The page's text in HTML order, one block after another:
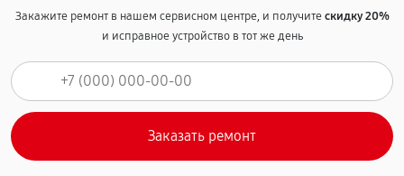
Закажите ремонт в нашем сервисном центре, и получитескидку 20%
и исправное устройство в тот же день